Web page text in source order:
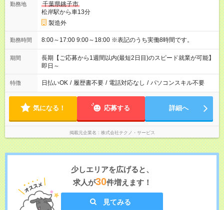
勤務地
千葉県銚子市
松岸駅から車13分
製造外
勤務時間 8:00～17:00 9:00～18:00 ※表記のうち実働8時間です。
期間
長期【ご応募から1週間以内(最短2日目)のスピード就業が可能】
即日～
特徴 日払いOK / 履歴書不要 / 電話対応なし / パソコンスキル不要
気になる！ 応募する 詳細へ
掲載元企業名 株式会社テクノ・サービス
少しエリアを広げると、
求人が30件増えます！
見てみる